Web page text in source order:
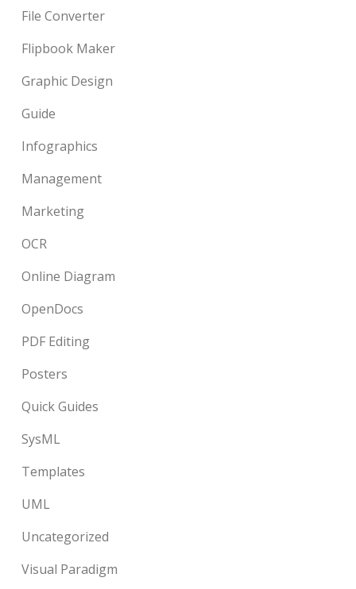
File Converter
Flipbook Maker
Graphic Design
Guide
Infographics
Management
Marketing
OCR
Online Diagram
OpenDocs
PDF Editing
Posters
Quick Guides
SysML
Templates
UML
Uncategorized
Visual Paradigm